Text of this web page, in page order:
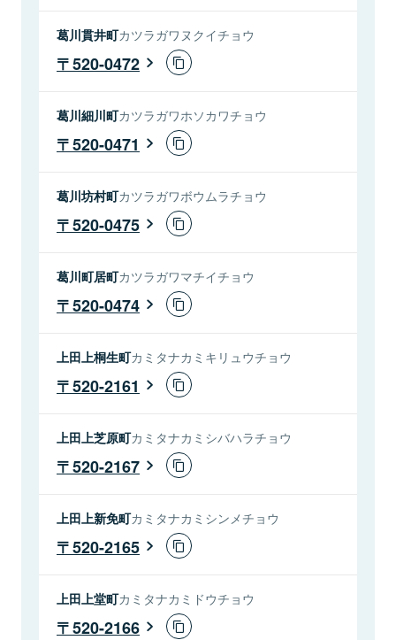
葛川貫井町カツラガワヌクイチョウ
520-0472
葛川細川町カツラガワホソカワチョウ
520-0471
葛川坊村町カツラガワボウムラチョウ
520-0475
葛川町居町カツラガワマチイチョウ
520-0474
上田上桐生町カミタナカミキリュウチョウ
520-2161
上田上芝原町カミタナカミシバハラチョウ
520-2167
上田上新免町カミタナカミシンメチョウ
520-2165
上田上堂町カミタナカミドウチョウ
520-2166